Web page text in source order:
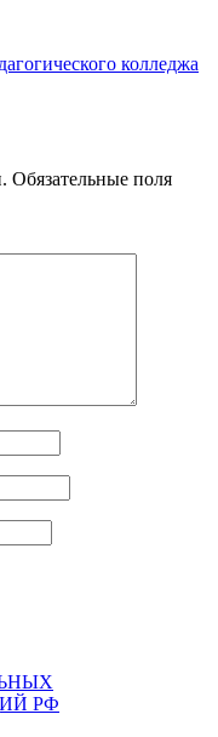
колледжа
Обязательные поля